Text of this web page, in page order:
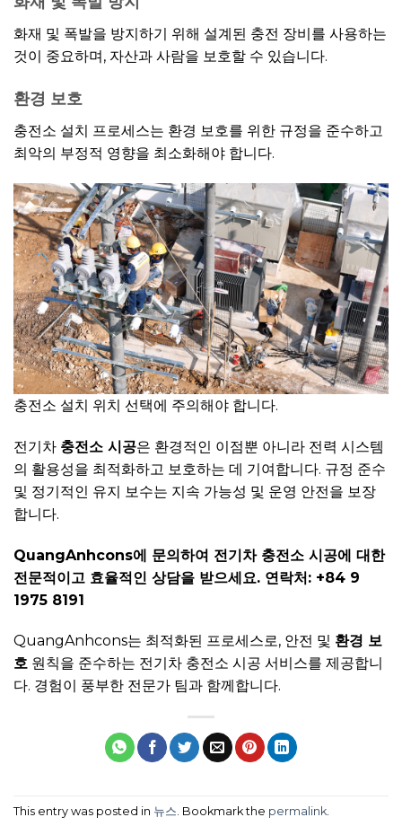
화재 및 폭발을 방지하기 위해 설계된 충전 장비를 사용하는
것이 중요하며, 자산과 사람을 보호할 수 있습니다.
환경 보호
충전소 설치 프로세스는 환경 보호를 위한 규정을 준수하고
최악의 부정적 영향을 최소화해야 합니다.
충전소 설치 위치 선택에 주의해야 합니다.
전기차 충전소 시공은 환경적인 이점뿐 아니라 전력 시스템
의 활용성을 최적화하고 보호하는 데 기여합니다. 규정 준수
및 정기적인 유지 보수는 지속 가능성 및 운영 안전을 보장
합니다.
QuangAnhcons에 문의하여 전기차 충전소 시공에 대한
전문적이고 효율적인 상담을 받으세요. 연락처: +84 9
1975 8191
QuangAnhcons는 최적화된 프로세스로, 안전 및 환경 보
호 원칙을 준수하는 전기차 충전소 시공 서비스를 제공합니
다. 경험이 풍부한 전문가 팀과 함께합니다.
This entry was posted in 뉴스 . Bookmark the permalink